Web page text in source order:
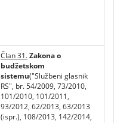
Član 31.Zakona o
budžetskom
sistemu("Službeni glasnik
RS", br. 54/2009, 73/2010,
101/2010, 101/2011,
93/2012, 62/2013, 63/2013
(ispr.), 108/2013, 142/2014,